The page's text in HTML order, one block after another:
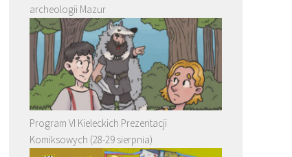
archeologii Mazur
Program VI Kieleckich Prezentacji
Komiksowych (28-29 sierpnia)